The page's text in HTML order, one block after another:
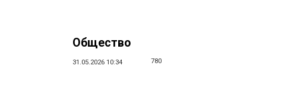
Общество
31.05.2026 10:34 780